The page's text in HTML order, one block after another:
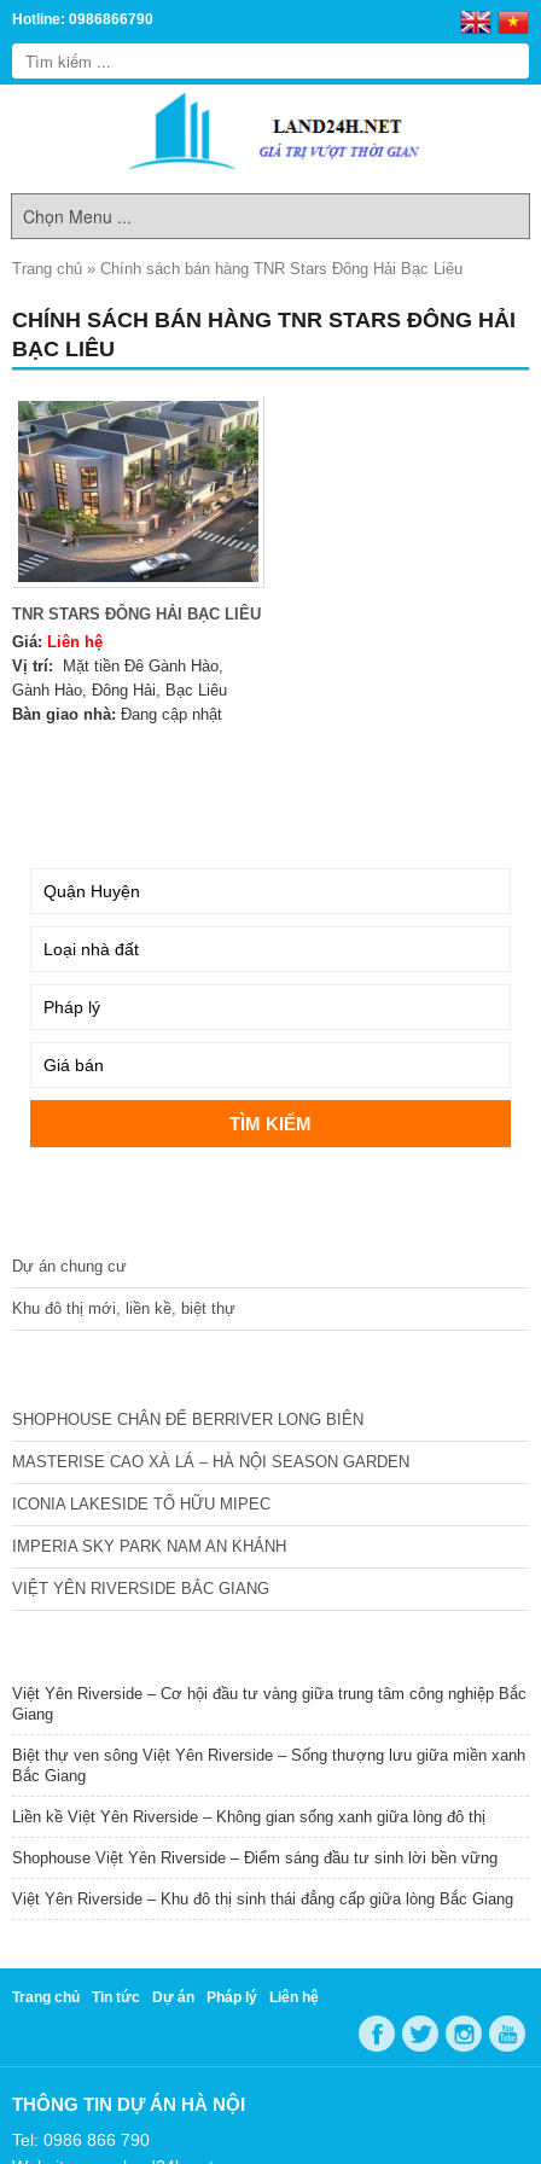
Hotline: 0986866790
Trang chủ » Chính sách bán hàng TNR Stars Đông Hải Bạc Liêu
CHÍNH SÁCH BÁN HÀNG TNR STARS ĐÔNG HẢI
BẠC LIÊU
TNR STARS ĐÔNG HẢI BẠC LIÊU
Giá: Liên hệ
Vị trí:
Mặt tiền Đê Gành Hào,
Gành Hào, Đông Hải, Bạc Liêu
Bàn giao nhà: Đang cập nhật
Dự án chung cư
Khu đô thị mới, liền kề, biệt thự
SHOPHOUSE CHÂN ĐẾ BERRIVER LONG BIÊN
MASTERISE CAO XÀ LÁ – HÀ NỘI SEASON GARDEN
ICONIA LAKESIDE TỐ HỮU MIPEC
IMPERIA SKY PARK NAM AN KHÁNH
VIỆT YÊN RIVERSIDE BẮC GIANG
Việt Yên Riverside – Cơ hội đầu tư vàng giữa trung tâm công nghiệp Bắc
Giang
Biệt thự ven sông Việt Yên Riverside – Sống thượng lưu giữa miền xanh
Bắc Giang
Liền kề Việt Yên Riverside – Không gian sống xanh giữa lòng đô thị
Shophouse Việt Yên Riverside – Điểm sáng đầu tư sinh lời bền vững
Việt Yên Riverside – Khu đô thị sinh thái đẳng cấp giữa lòng Bắc Giang
Trang chủ Tin tức Dự án Pháp lý Liên hệ
THÔNG TIN DỰ ÁN HÀ NỘI
Tel: 0986 866 790